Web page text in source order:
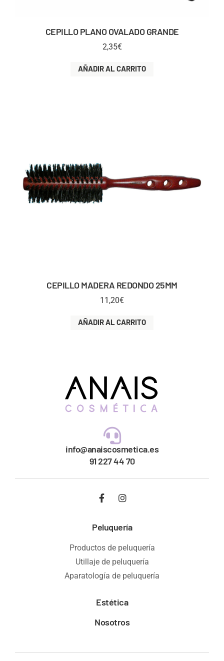
CEPILLO PLANO OVALADO GRANDE
2,35€
AÑADIR AL CARRITO
CEPILLO MADERA REDONDO 25MM
11,20€
AÑADIR AL CARRITO
info@anaiscosmetica.es
91 227 44 70
Peluquería
Productos de peluquería
Utillaje de peluquería
Aparatología de peluquería
Estética
Nosotros